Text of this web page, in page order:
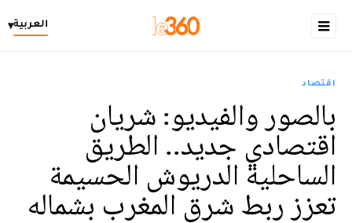
العربية▾
اقتصاد
بالصور والفيديو: شريان
اقتصادي جديد.. الطريق
الساحلية الدريوش الحسيمة
تعزز ربط شرق المغرب بشماله